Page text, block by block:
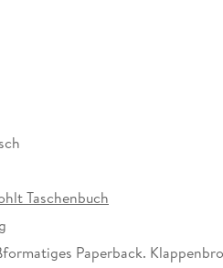
Taschenbuch
Paperback.